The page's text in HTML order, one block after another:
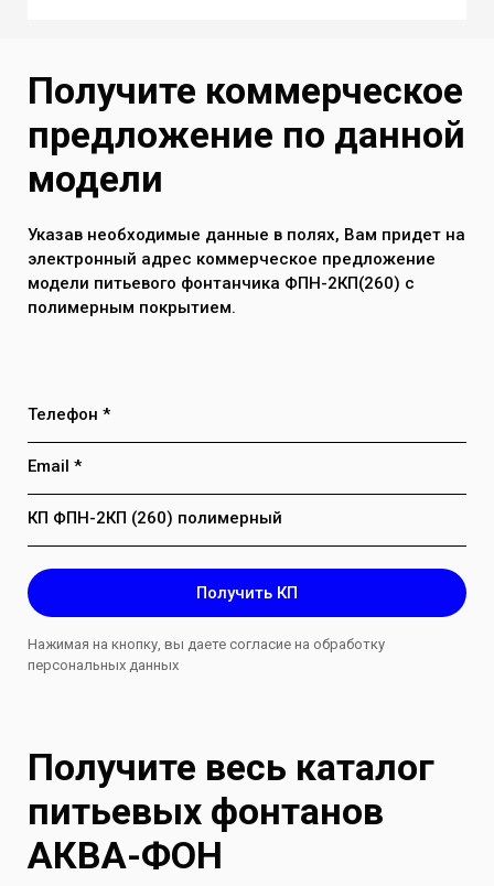
Вес 7 - 8 кг
Рабочий диапазон температуры от +1
до +50 С
Максимальное давление воды в
Получите коммерческое
предложение по данной
модели
Указав необходимые данные в полях, Вам придет на
электронный адрес коммерческое предложение
модели питьевого фонтанчика ФПН-2КП(260) с
полимерным покрытием.
Телефон *
Email *
КП ФПН-2КП (260) полимерный
Получить КП
Нажимая на кнопку, вы даете согласие на обработку
персональных данных
Получите весь каталог
питьевых фонтанов
АКВА-ФОН